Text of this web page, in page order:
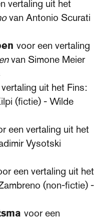
vertaling uit het
van Antonio Scurati
voor een vertaling
van Simone Meier
uit het Fins:
(fictie) - Wilde
een vertaling uit het
Vysotski
een vertaling uit het
(non-fictie) -
voor een